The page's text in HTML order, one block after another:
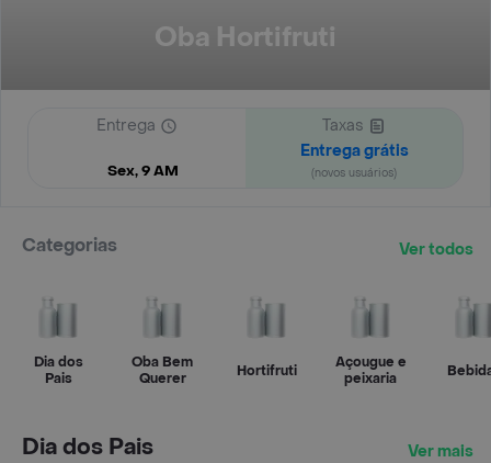
Oba Hortifruti
Entrega
Sex, 9 AM
Taxas
Entrega grátis
(novos usuários)
Categorias Ver todos
Dia dos
Pais
Oba Bem
Querer
Hortifruti
Açougue e
peixaria
Dia dos Pais Ver mais